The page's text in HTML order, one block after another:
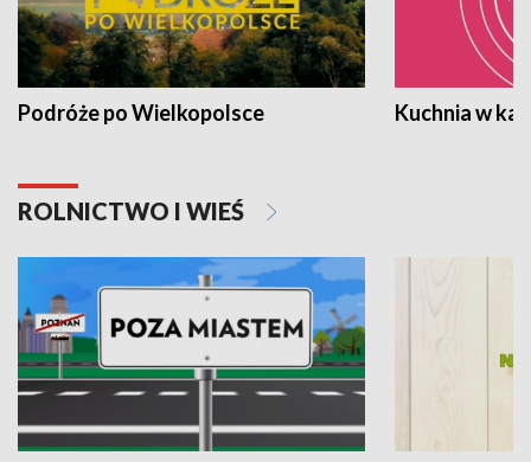
Podróże po Wielkopolsce Kuchnia w
ROLNICTWO I WIEŚ